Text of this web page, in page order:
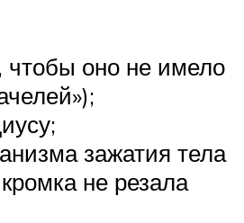
чтобы оно не имело
зажатия тела
не резала